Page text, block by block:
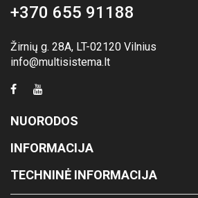
+370 655 91188
Žirnių g. 28A, LT-02120 Vilnius
info@multisistema.lt
NUORODOS
INFORMACIJA
TECHNINĖ INFORMACIJA